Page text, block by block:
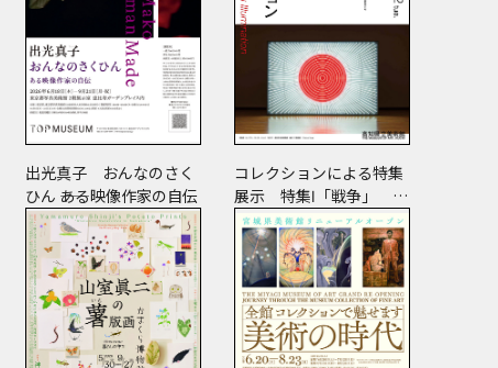
出光真子 おんなのさく
ひん ――ある映像作家の自伝
コレクションによる特集
展示 特集Ⅰ「戦争」 特
集Ⅱ「ヒノマル・イルミ
ネーション」